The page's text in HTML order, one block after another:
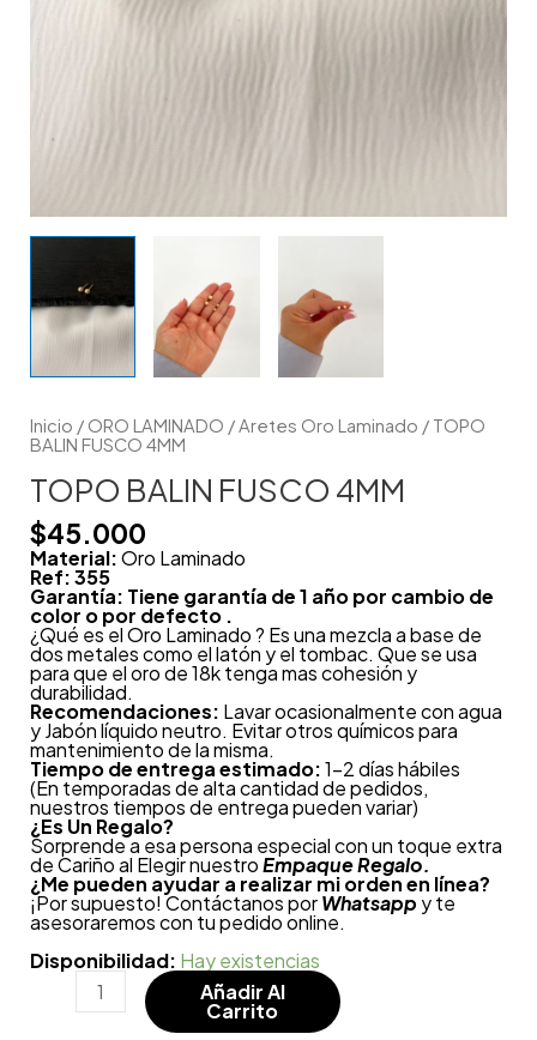
Inicio / ORO LAMINADO /Aretes Oro Laminado / TOPO
BALIN FUSCO 4MM
TOPO BALIN FUSCO 4MM
$45.000
Material:Oro Laminado
Ref: 355
Garantía: Tiene garantía de 1 año por cambio de
color o por defecto .
¿Qué es el Oro Laminado ? Es una mezcla a base de
dos metales como el latón y el tombac. Que se usa
para que el oro de 18k tenga mas cohesión y
durabilidad.
Recomendaciones: Lavar ocasionalmente con agua
y Jabón líquido neutro. Evitar otros químicos para
mantenimiento de la misma.
Tiempo de entrega estimado:1-2 días hábiles
(En temporadas de alta cantidad de pedidos,
nuestros tiempos de entrega pueden variar)
¿Es Un Regalo?
Sorprende a esa persona especial con un toque extra
de Cariño al Elegir nuestroEmpaque Regalo.
¿Me pueden ayudar a realizar mi orden en línea?
¡Por supuesto! Contáctanos porWhatsapp y te
asesoraremos con tu pedido online.
Disponibilidad: Hay existencias
Añadir Al
Carrito